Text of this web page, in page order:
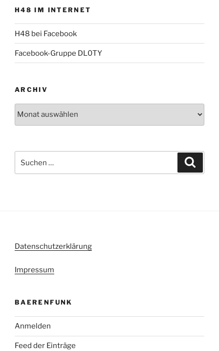
H48 IM INTERNET
H48 bei Facebook
Facebook-Gruppe DL0TY
ARCHIV
nach:
Datenschutzerklärung
Impressum
BAERENFUNK
Anmelden
Feed der Einträge